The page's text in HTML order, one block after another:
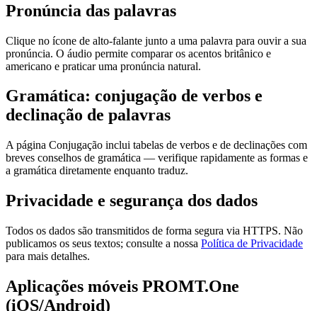
Pronúncia das palavras
Clique no ícone de alto-falante junto a uma palavra para ouvir a sua
pronúncia. O áudio permite comparar os acentos britânico e
americano e praticar uma pronúncia natural.
Gramática: conjugação de verbos e
declinação de palavras
A página Conjugação inclui tabelas de verbos e de declinações com
breves conselhos de gramática — verifique rapidamente as formas e
a gramática diretamente enquanto traduz.
Privacidade e segurança dos dados
Todos os dados são transmitidos de forma segura via HTTPS. Não
publicamos os seus textos; consulte a nossa Política de Privacidade
para mais detalhes.
Aplicações móveis PROMT.One
(iOS/Android)